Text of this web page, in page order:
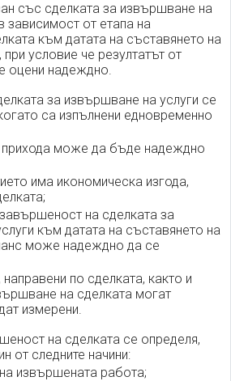
със сделката за извършване на
зависимост от етапа на
към датата на съставянето на
условие че резултатът от
оцени надеждно.
за извършване на услуги се
са изпълнени едновременно
може да бъде надеждно
има икономическа изгода,
на сделката за
към датата на съставянето на
може надеждно да се
по сделката, както и
на сделката могат
измерени.
на сделката се определя,
от следните начини:
извършената работа;